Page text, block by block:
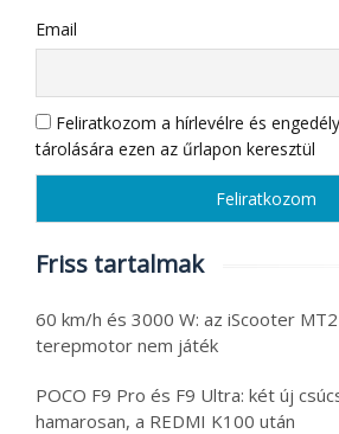
Email
Feliratkozom a hírlevélre és
tárolására ezen az űrlapon keresztül
Friss tartalmak
60 km/h és 3000 W: az iScooter
terepmotor nem játék
POCO F9 Pro és F9 Ultra: két új
hamarosan, a REDMI K100 után